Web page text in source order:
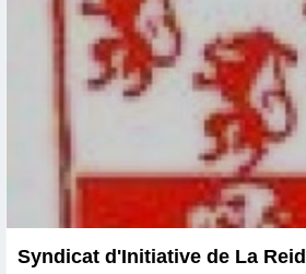
Syndicat d'Initiative de La Reid